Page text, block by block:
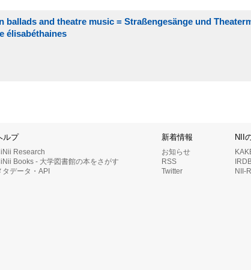
ballads and theatre music = Straßengesänge und
élisabéthaines
ルプ
Research
Books - 大学図書館の本をさがす
タデータ・API
新着情報
お知らせ
RSS
Twitter
NII
NII-